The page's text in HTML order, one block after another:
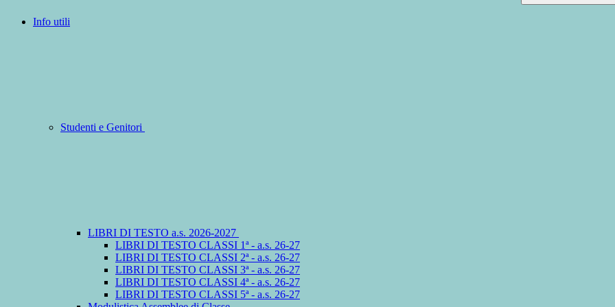
Info utili
Studenti e Genitori
LIBRI DI TESTO a.s. 2026-2027
LIBRI DI TESTO CLASSI 1ª - a.s. 26-27
LIBRI DI TESTO CLASSI 2ª - a.s. 26-27
LIBRI DI TESTO CLASSI 3ª - a.s. 26-27
LIBRI DI TESTO CLASSI 4ª - a.s. 26-27
LIBRI DI TESTO CLASSI 5ª - a.s. 26-27